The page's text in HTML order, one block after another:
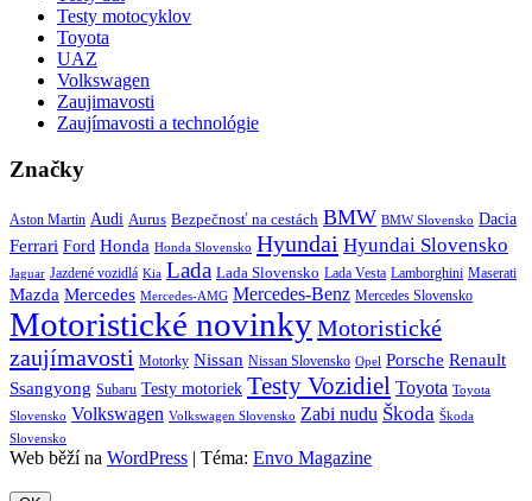
Testy motocyklov
Toyota
UAZ
Volkswagen
Zaujimavosti
Zaujímavosti a technológie
Značky
Aston Martin Audi Aurus Bezpečnosť na cestách BMW BMW Slovensko Dacia
Ferrari Ford Honda Honda Slovensko Hyundai Hyundai Slovensko
Jaguar Jazdené vozidlá Kia Lada Lada Slovensko Lada Vesta Lamborghini Maserati
Mazda Mercedes Mercedes-AMG Mercedes-Benz Mercedes Slovensko
Motoristické novinkyMotoristické
zaujímavosti Motorky Nissan Nissan Slovensko Opel Porsche Renault
Ssangyong Subaru Testy motoriek Testy Vozidiel Toyota Toyota
Slovensko Volkswagen Volkswagen Slovensko Zabi nudu Škoda Škoda
Slovensko
Web běží na WordPress | Téma: Envo Magazine